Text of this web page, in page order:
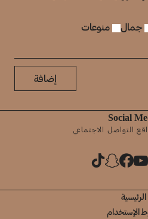
جمال منوعات
إضافة
Social
التواصل الاجتماعي
الرئيسية
الإستخدام